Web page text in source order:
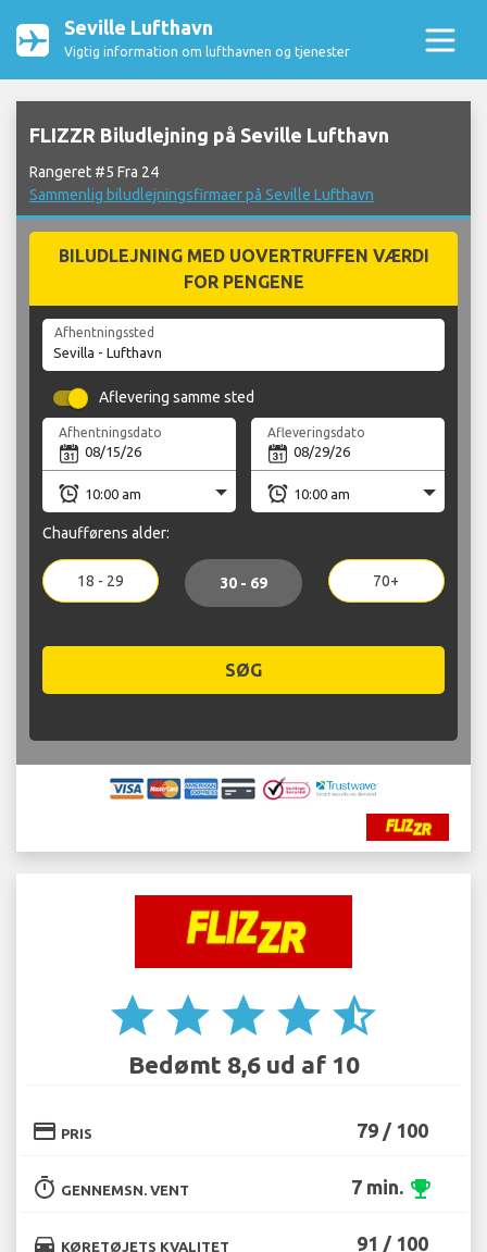
Seville Lufthavn
Vigtig information om lufthavnen og tjenester
FLIZZR Biludlejning på Seville Lufthavn
Rangeret #5 Fra 24
Sammenlig biludlejningsfirmaer på Seville Lufthavn
BILUDLEJNING MED UOVERTRUFFEN VÆRDI
FOR PENGENE
Afhentningssted
Aflevering samme sted
Afhentningsdato Afleveringsdato
Chaufførens alder:
18 - 29 30 - 69 70+
SØG
star star star star star_half
Bedømt 8,6 ud af 10
credit_card PRIS 79 / 100
timer GENNEMSN. VENT 7 min. emoji_events
directions_car KØRETØJETS KVALITET 91 / 100